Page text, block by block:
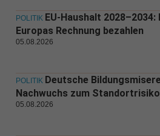
POLITIK EU-Haushalt 2028–2034:
Europas Rechnung bezahlen
05.08.2026
POLITIK Deutsche
Nachwuchs zum
05.08.2026